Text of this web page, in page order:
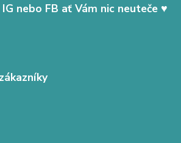
nebo FB ať Vám nic neuteče ♥